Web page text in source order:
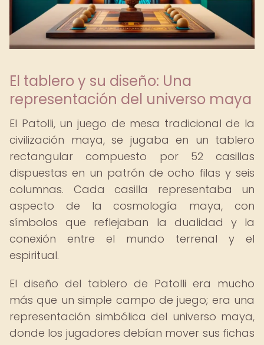
El tablero y su diseño: Una
representación del universo maya
El Patolli, un juego de mesa tradicional de la
civilización maya, se jugaba en un tablero
rectangular compuesto por 52 casillas
dispuestas en un patrón de ocho filas y seis
columnas. Cada casilla representaba un
aspecto de la cosmología maya, con
símbolos que reflejaban la dualidad y la
conexión entre el mundo terrenal y el
espiritual.
El diseño del tablero de Patolli era mucho
más que un simple campo de juego; era una
representación simbólica del universo maya,
donde los jugadores debían mover sus fichas